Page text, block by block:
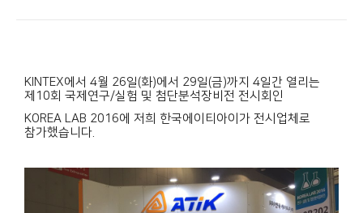
KINTEX에서 4월 26일(화)에서 29일(금)까지 4일간 열리는
제10회 국제연구/실험 및 첨단분석장비전 전시회인
KOREA LAB 2016에 저희 한국에이티아이가 전시업체로
참가했습니다.